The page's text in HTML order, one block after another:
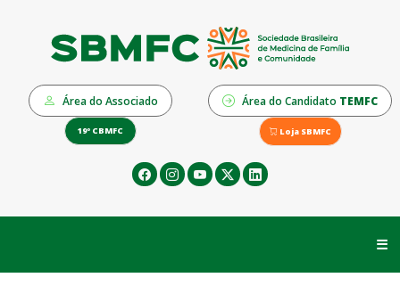
Área do Associado Área do Candidato TEMFC
19º CBMFC Loja SBMFC
☰